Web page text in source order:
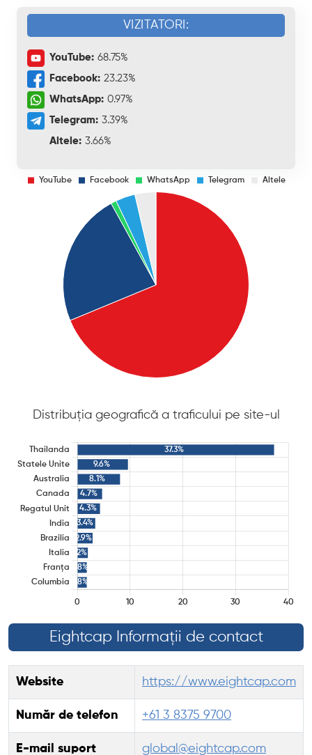
VIZITATORI:
YouTube: 68.75%
Facebook: 23.23%
WhatsApp: 0.97%
Telegram: 3.39%
Altele: 3.66%
Distribuția geografică a traficului pe site-ul
Eightcap Informații de contact
Website https://www.eightcap.com
Număr de telefon +61 3 8375 9700
E-mail suport global@eightcap.com